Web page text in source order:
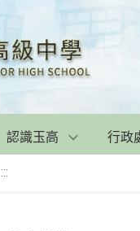
認識玉高 行政
:::